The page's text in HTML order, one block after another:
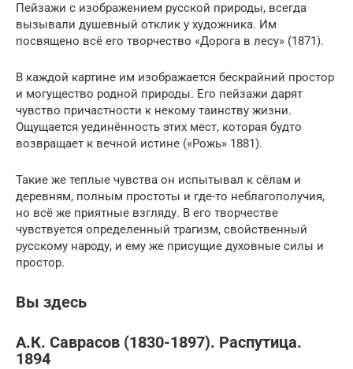
Пейзажи с изображением русской природы, всегда
вызывали душевный отклик у художника. Им
посвящено всё его творчество «Дорога в лесу» (1871).
В каждой картине им изображается бескрайний простор
и могущество родной природы. Его пейзажи дарят
чувство причастности к некому таинству жизни.
Ощущается уединённость этих мест, которая будто
возвращает к вечной истине («Рожь» 1881).
Такие же теплые чувства он испытывал к сёлам и
деревням, полным простоты и где-то неблагополучия,
но всё же приятные взгляду. В его творчестве
чувствуется определенный трагизм, свойственный
русскому народу, и ему же присущие духовные силы и
простор.
Вы здесь
А.К. Саврасов (1830-1897). Распутица.
1894